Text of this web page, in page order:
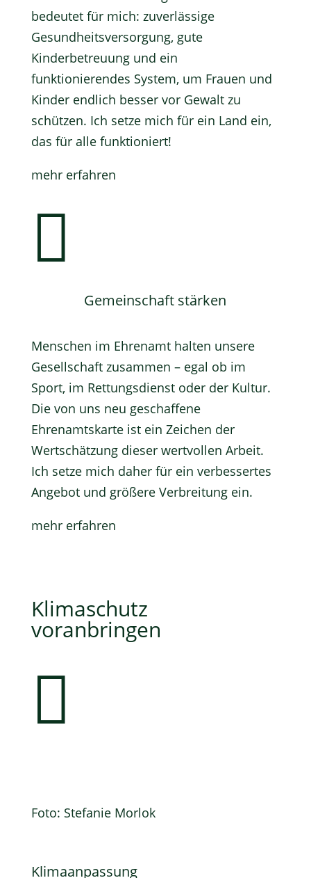
bedeutet für mich: zuverlässige
Gesundheitsversorgung, gute
Kinderbetreuung und ein
funktionierendes System, um Frauen und
Kinder endlich besser vor Gewalt zu
schützen. Ich setze mich für ein Land ein,
das für alle funktioniert!
mehr erfahren

Gemeinschaft stärken
Menschen im Ehrenamt halten unsere
Gesellschaft zusammen – egal ob im
Sport, im Rettungsdienst oder der Kultur.
Die von uns neu geschaffene
Ehrenamtskarte ist ein Zeichen der
Wertschätzung dieser wertvollen Arbeit.
Ich setze mich daher für ein verbessertes
Angebot und größere Verbreitung ein.
mehr erfahren
Klimaschutz
voranbringen

Foto: Stefanie Morlok
Klimaanpassung